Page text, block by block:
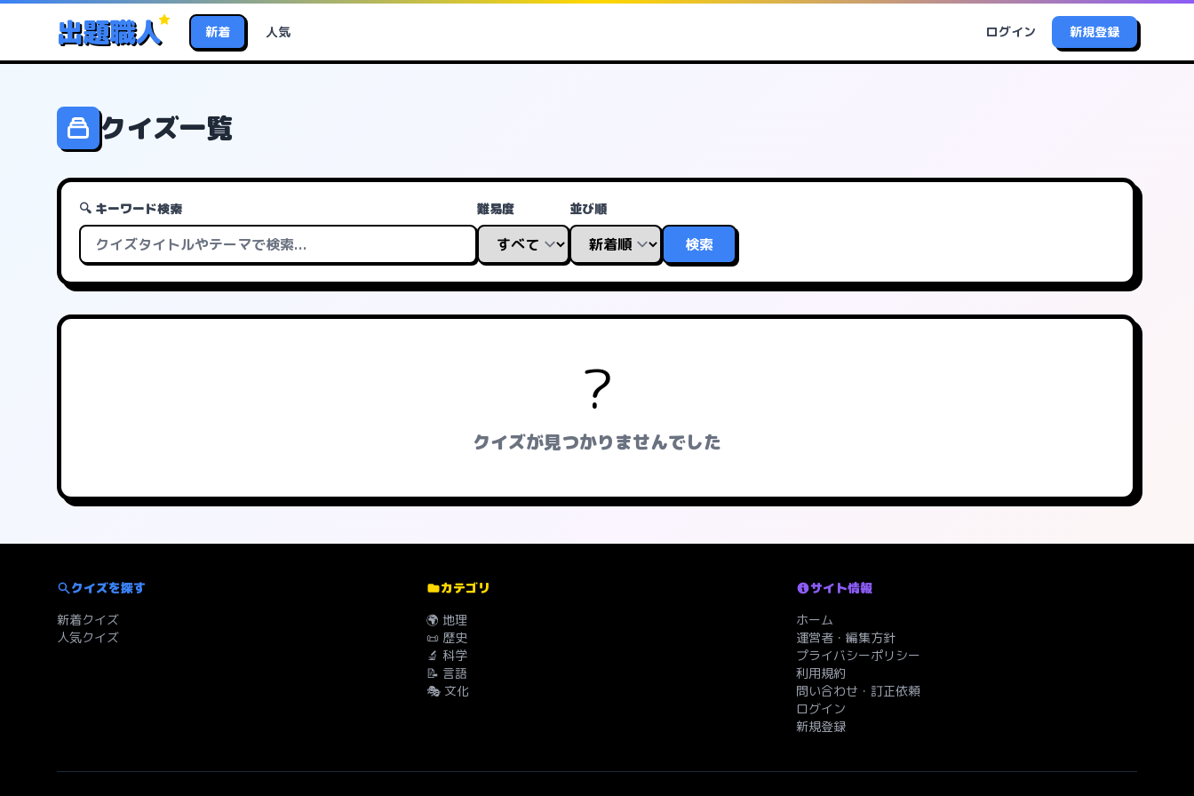
出題職人 新着 人気 ログイン 新規登録
クイズ一覧
🔍 キーワード検索 難易度 並び順
検索
?
クイズが見つかりませんでした
クイズを探す
新着クイズ
人気クイズ
カテゴリ
🌍 地理
📜 歴史
🔬 科学
📝 言語
🎭 文化
サイト情報
ホーム
運営者・編集方針
プライバシーポリシー
利用規約
問い合わせ・訂正依頼
ログイン
新規登録